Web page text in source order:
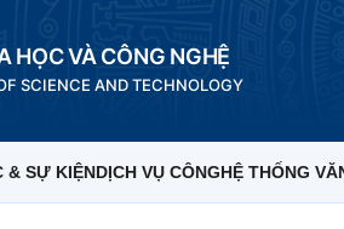
HỌC VÀ CÔNG NGHỆ
SCIENCE AND TECHNOLOGY
& SỰ KIỆNDỊCH VỤ CÔNGHỆ THỐNG